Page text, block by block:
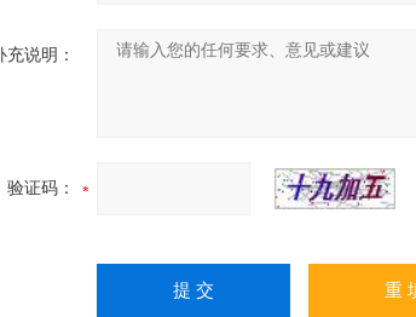
充说明：
验证码：